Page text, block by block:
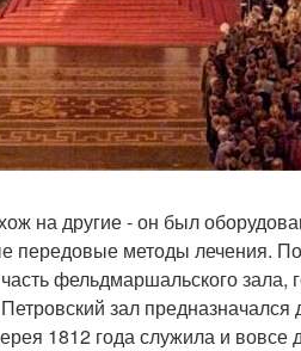
на другие - он был
передовые методы лечения.
фельдмаршальского зала,
зал
1812 года служила и вовсе